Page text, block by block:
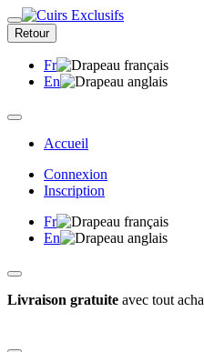
Retour
Fr
En
Accueil
Connexion
Inscription
Fr
En
Livraison gratuite avec tout